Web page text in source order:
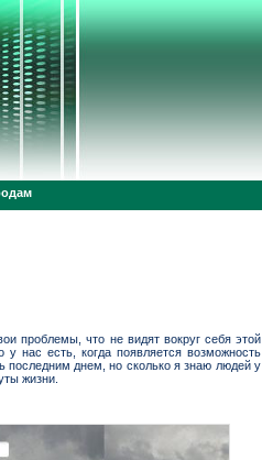
проблемы, что не видят вокруг себя этой
нас есть, когда появляется возможность
последним днем, но сколько я знаю людей у
жизни.